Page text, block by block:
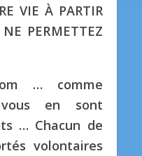
VIE À PARTIR
PERMETTEZ
… comme
vous en sont
… Chacun de
volontaires